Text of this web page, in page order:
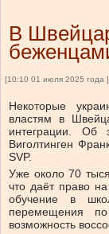
В
[10:10 01 июля 2025 года ]
Некоторые
властям в
интеграции. Об
Виголтинген
SVP.
Уже около 70
что даёт право на
обучение в
перемещения
возможность